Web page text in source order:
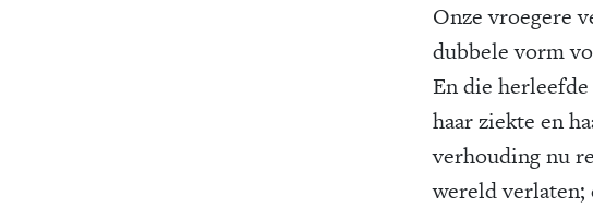
Onze vroegere
dubbele vorm
En die
haar ziekte en
verhouding nu
wereld